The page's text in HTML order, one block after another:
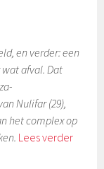
en verder: een
afval. Dat
Nulifar (29),
het complex op
Lees verder